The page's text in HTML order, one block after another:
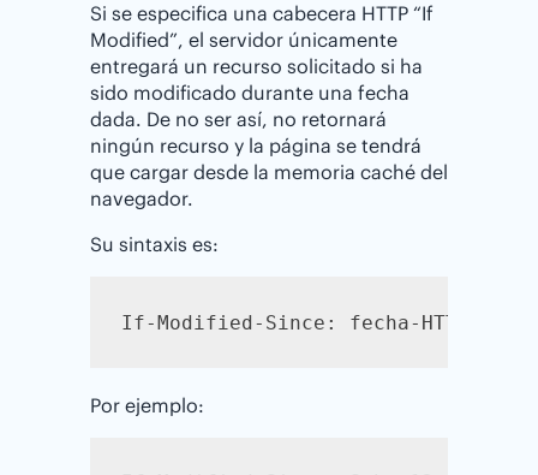
Si se especifica una cabecera HTTP “If
Modified”, el servidor únicamente
entregará un recurso solicitado si ha
sido modificado durante una fecha
dada. De no ser así, no retornará
ningún recurso y la página se tendrá
que cargar desde la memoria caché del
navegador.
Su sintaxis es:
If-Modified-Since: fecha-HTTP
Por ejemplo: